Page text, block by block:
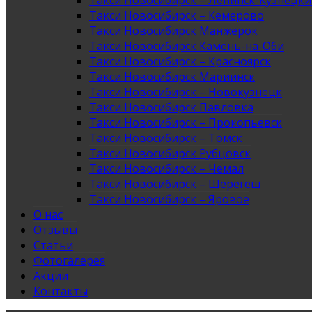
Такси Новосибирск – Кемерово
Такси Новосибирск Манжерок
Такси Новосибирск Камень-на-Оби
Такси Новосибирск – Красноярск
Такси Новосибирск Мариинск
Такси Новосибирск – Новокузнецк
Такси Новосибирск Павловка
Такси Новосибирск – Прокопьевск
Такси Новосибирск – Томск
Такси Новосибирск Рубцовск
Такси Новосибирск – Чемал
Такси Новосибирск – Шерегеш
Такси Новосибирск – Яровое
О нас
Отзывы
Статьи
Фотогалерея
Акции
Контакты